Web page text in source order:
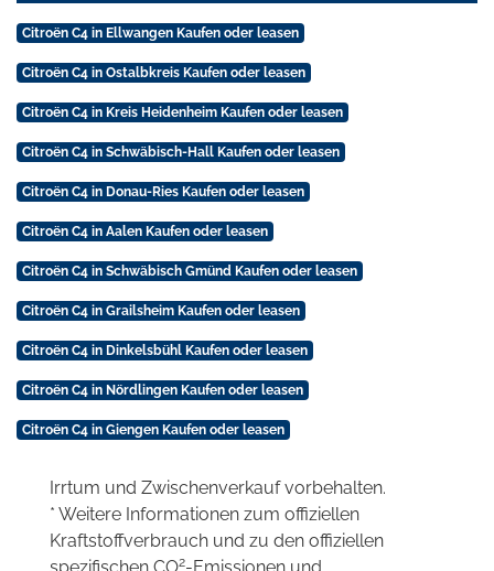
Citroën C4 in Ellwangen Kaufen oder leasen
Citroën C4 in Ostalbkreis Kaufen oder leasen
Citroën C4 in Kreis Heidenheim Kaufen oder leasen
Citroën C4 in Schwäbisch-Hall Kaufen oder leasen
Citroën C4 in Donau-Ries Kaufen oder leasen
Citroën C4 in Aalen Kaufen oder leasen
Citroën C4 in Schwäbisch Gmünd Kaufen oder leasen
Citroën C4 in Grailsheim Kaufen oder leasen
Citroën C4 in Dinkelsbühl Kaufen oder leasen
Citroën C4 in Nördlingen Kaufen oder leasen
Citroën C4 in Giengen Kaufen oder leasen
Irrtum und Zwischenverkauf vorbehalten.
* Weitere Informationen zum offiziellen
Kraftstoffverbrauch und zu den offiziellen
2